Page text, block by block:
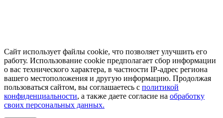
Сайт использует файлы cookie, что позволяет улучшить его
работу. Использование cookie предполагает сбор информации
о вас технического характера, в частности IP-адрес региона
вашего местоположения и другую информацию. Продолжая
пользоваться сайтом, вы соглашаетесь с политикой
конфиденциальности, а также даете согласие на обработку
своих персональных данных.